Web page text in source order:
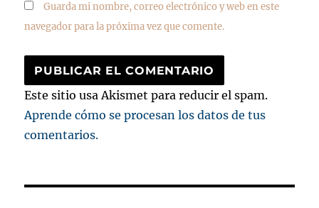
Guarda mi nombre, correo electrónico y web en este
navegador para la próxima vez que comente.
Este sitio usa Akismet para reducir el spam.
Aprende cómo se procesan los datos de tus
comentarios.